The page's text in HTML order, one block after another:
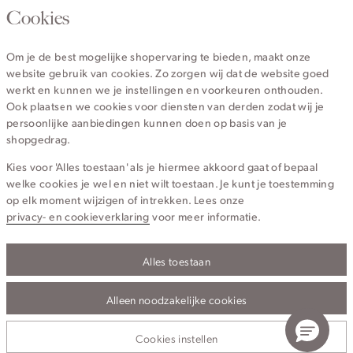
020 - 3412 670
Service
Wij zijn Cotton Club
Topcategorieën voor jou
Privacy- en cookieverklaringAlgemene Voorwaarden
© 2026 Cotton Club Alle Rechten Voorbehouden
Cookies
Om je de best mogelijke shopervaring te bieden, maakt onze
website gebruik van cookies. Zo zorgen wij dat de website goed
werkt en kunnen we je instellingen en voorkeuren onthouden.
Ook plaatsen we cookies voor diensten van derden zodat wij je
persoonlijke aanbiedingen kunnen doen op basis van je
shopgedrag.
Kies voor 'Alles toestaan' als je hiermee akkoord gaat of bepaal
welke cookies je wel en niet wilt toestaan. Je kunt je toestemming
op elk moment wijzigen of intrekken. Lees onze
privacy- en cookieverklaring voor meer informatie.
Alles toestaan
Alleen noodzakelijke cookies
Cookies instellen